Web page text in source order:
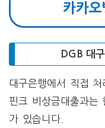
카카
DGB 대
대구은행에서 직접 처
핀크 비상금대출과는
가 있습니다.